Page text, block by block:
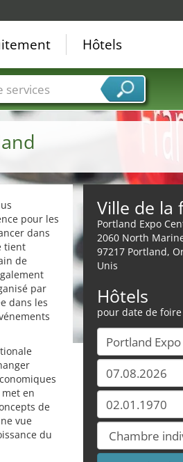
pour les
dans
tient
de
par
dans les
en
de
vue
du
Ville de la
Portland Expo
2060 North
97217 Portland,
Unis
Hôtels
pour date de
Hôtels
services